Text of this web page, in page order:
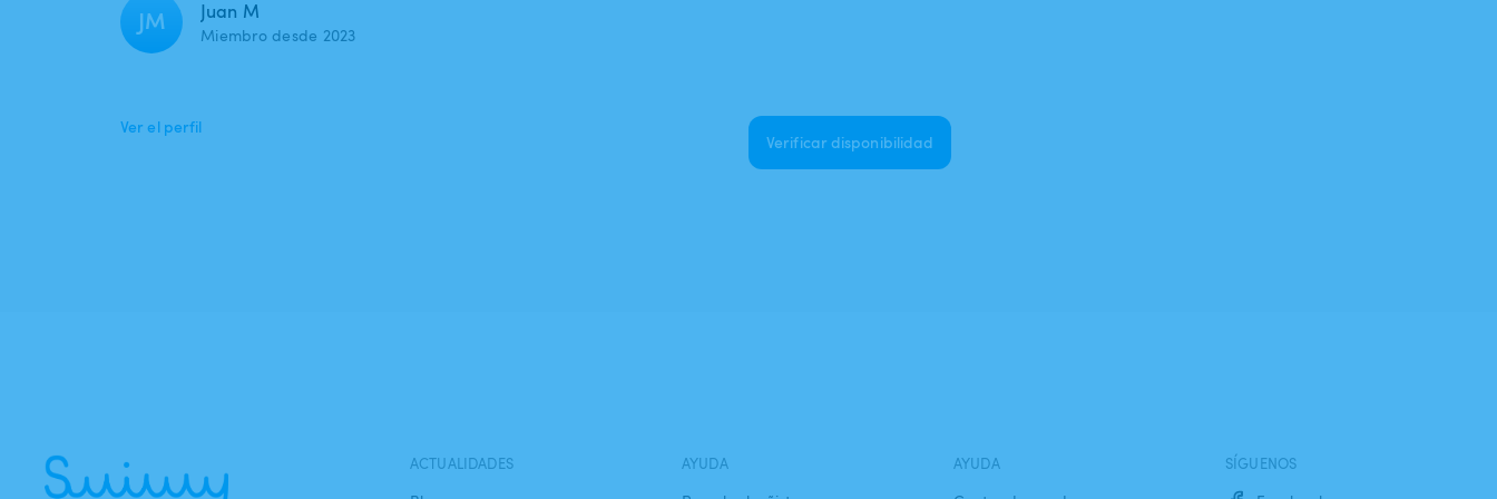
JM Juan M
Miembro desde 2023
Ver el perfil
Verificar disponibilidad
ACTUALIDADES AYUDA AYUDA SÍGUENOS